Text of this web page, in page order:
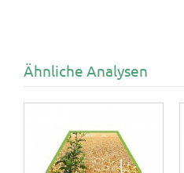
Ähnliche Analysen